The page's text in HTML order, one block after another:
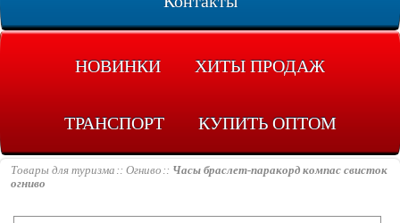
НОВИНКИ ХИТЫ ПРОДАЖ
ТРАНСПОРТ КУПИТЬ ОПТОМ
Товары для туризма Огниво
Часы браслет-паракорд компас свисток
огниво